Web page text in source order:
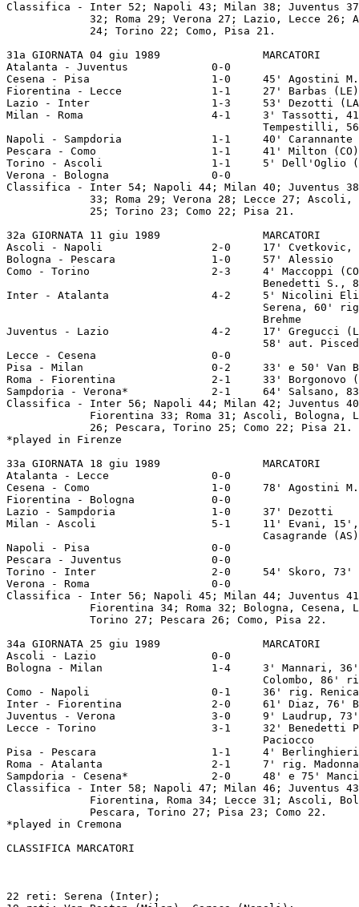
' e 75' Mancini R.
Classifica - Inter 58; Napoli 47; Milan 46; Juventus 43; Sampdoria 39; Atalanta 36;
             Fiorentina, Roma 34; Lecce 31; Ascoli, Bologna, Cesena, Lazio, Verona 29;
             Pescara, Torino 27; Pisa 23; Como 22.
*played in Cremona

CLASSIFICA MARCATORI



22 reti: Serena (Inter);
19 reti: Van Basten (Milan), Careca (Napoli);
15 reti: Baggio (Fiorentina);
14 reti: Borgonovo (Fiorentina), Vialli (Sampdoria);
13 reti: Carnevale I (Napoli);
12 reti: Diaz (Inter), Rui Barros (Juventus);
11 reti: Agostini M. (Cesena), Muller (Torino);
10 reti: Giordano (Ascoli), Evair (Atalanta), Virdis (Milan), Voller (Roma);
9 reti: Matthaeus (Inter), Maradona (Napoli), Tita (Pescara), Mancini R. (Sampdoria);
8 reti: Ruben Sosa (Lazio);
7 reti: Berti (Inter), Buso (Juventus), Pasculli (Lecce), Incocciati (Pisa), Skoro
        (Torino);
6 reti: Cvetkovic (Ascoli), Nicolini Eligio (Atalanta), Simone (Como), De Agostini, Laudrup
        (Juventus), Giannini (Roma);
5 reti: Marronaro (Bologna), Gullit (Milan), Berlinghieri (Pescara), Massaro (Roma),
        Dossena (Sampdoria), Pacione (Verona);
4 reti: Casagrande (Ascoli), Madonna (Atalanta), Alessio, Poli (Bologna), Milton (Como),
        Cucchi E., Pellegrini II (Fiorentina), Altobelli (Juventus), Gregucci (Lazio),
        Benedetti P. (Lecce), Rijkaard (Milan) Edmar, Pagano (Pescara), Fuser (Torino),
        Bortolazzi, Galderisi (Verona);
3 reti: Dell'Oglio (Ascoli), Bonacina, Fortunato (Atalanta), Lorenzo (Bologna), Giunta
        (Como), Dunga (Fiorentina), Bianchi Alessandro, Brehme, Mandorlini (Inter), Galia
        (Juventus), Dezotti, Rizzolo (Lazio), Barbas (Lecce), Colombo, Evani, Mannari
        (Milan), Alemao (Napoli), Gasperini, Junior (Pescara), Been (Pisa), Policano
        (Roma), Bresciani, Cravero (Torino), Caniggia (Verona);
2 reti: Giovannelli (Ascoli), Pasciullo, Prytz (Atalanta), Bonini, De Marchi, Demol
        (Bologna), Bordin, Domini (Cesena), Corneliusson, Invernizzi, Maccoppi (Como),
        Matteoli (Inter), Cabrini, Magrin, Napoli N., Zavarov (Juventus), Pin G. (Lazio),
        Baroni, Miggiano, Moriero, Paciocco (Lecce), Ancelotti, Baresi II, Tassotti
        (Milan), Crippa, De Napoli, Neri M., Renica (Napoli), Boccafresca, Piovanelli
        (Pisa), Desideri, Nela, Rizzitelli (Roma), Bonomi, Cerezo, Pradella, Salsano,
        Victor (Sampdoria), Edu, Zago (Torino);
1 rete: Aloisi, Arslanovic, Benetti (Ascoli), Barcella, De Patre, Garlini, Stromberg
        (Atalanta), Bonetti II, Monza M. (Bologna), Aselli, Calcaterra, Cuttone, Gelain,
        Holmqvist, Jozic, Leoni, Limido, Traini (Cesena), Albiero, Annoni, Colantuono,
        Didone (Como), Battistini, Di Chiara II, Salvatori (Fiorentina), Bergomi (Inter),
        Marocchi (Juventus), Di Canio, Gutierrez (Lazio), Garzja, Vanoli, Vincze (Lecce),
        Donadoni (Milan), Carannante, Francini, Giacchetta, Romano F. (Napoli), Bernazzani,
        Brandani, Faccenda (Pisa), Conti, Manfredonia, Tempestilli (Roma), Carboni, Pari,
        Pellegrini III, Vierchowod (Sampdoria), Benedetti S., Rossi E. (Torino), Berthold,
        Troglio (Verona).

ESPULSIONI

Fiorentina 8: Baggio (due volte), Battistini, Carobbi (due volte), Mattei, Pin C., Salvatori.
Bologna 7: Alessio, Bonetti II (due volte), Lorenzo (due volte). Monza M., Poli.
Como 7: Albiero, Corneliusson, Lorenzini (due volte), Todesco (due volte), Verza.
Atalanta 6: Esposito, Evair, Fortunato, Nicolini Eligio, Progna, Prytz.
Lazio 6: Beruatto. Di Canio, Gregucci (due volte), Monti, Muro.
Roma 6: Conti, Gerolin (due volte), Manfredonia, Oddi, Tempestilli.
Torino 6: Benedetti S., Comi, Ferri I, Muller, Sabato, Skoro.
Cesena 5: Calcaterra (tre volte), Jozic, Piraccini.
Lecce 5: Baroni, Levanto, Miggiano, Paciocco (due volte).
Verona 5: Berthold, Caniggia, Pacione, Pioli, Soldà.
Inter 3: Matthaeus (due volte), Verdelli.
Napoli 3: Carnevale I (due volte), Crippa.
Pisa 3: Been, Cuoghi, Tonini.
Sampdoria 3: Cerezo, Lanna, Vierchowod.
Ascoli 2: Arslanovic, Rodia.
Juventus 2: Bruno P., Zavarov.
Milan 1: Van Basten.
Pescara 1: Lalli.



FINAL TABLE                  Home          Away        Total        Goals    Pts
                     Pl.   V.  N.  P.   V.  N.  P.    V.  N.  P.    A.   P.
1. INTERNAZIONALE    34   15   2   0   11   4   2    26   6   2    67   19    58
2. Napoli            34   11   5   1    7   6   4    18  11   5    57   28    47
3. Milan             34    8   7   2    8   7   2    16  14   4    61   25    46
4. Juventus          34    8   7   2    7   6   4    15  13   6    51   36    43
5. Sampdoria         34   10   3   4    4   8   5    14  11   9    43   25    39
6. Atalanta          34    7   8   2    4   6   7    11  14   9    37   32    36
7. Fiorentina (*)    34    9   5   3    3   5   9    12  10  12    44   43    34
8. Roma              34    7   5   5    4   7   6    11  12  11    33   40    34
9. Lecce             34    8   7   2    0   8   9     8  15  11    25   35    31
10. Lazio            34    5  10   2    0   9   8     5  19  10    23   32    29
11. Verona           34    5   9   3    0  10   7     5  19  10    18   27    29
12. Ascoli           34    6   6   5    3   5   9     9  11  14    30   41    29
13. Cesena           34    8   5   4    0   8   9     8  13  13    24   39    29
14. Bologna          34    7   6   4    1   7   9     8  13  13    26   43    29
15. Torino           34    6   9   2    2   2  13     8  11  15    37   49    27
16. Pescara          34    3  11   3    2   6   9     5  17  12    28   43    27
17. Pisa             34    5   6   6    1   5  11     6  11  17    17   39    23
18. Como             34    6   4   7    0   6  11     6  10  18    24   49    22

                    612  134 115  57   57 115 134   191 230 191   645  645   612

Torino, Pescara, Pisa and Como relegated in Serie B.

(*)Decisive match for admission to Coppa UEFA 1989/90
Perugia, 30 giu 1989
Fiorentina - Roma       1-0     12' Pruzzo

INTERNAZIONALE: Zenga (33); Bergomi (32), Brehme (31); Matteoli (32), Ferri II (31),
                Mandorlini (26); Bianchi Alessandro (31), Berti (32), Diaz (33), Matthaeus
                (32), Serena (32); Baresi I (32), Verdelli (20), Fanna (13), Morello (10),
                Galvani (3), Malgioglio (1), Rivolta (1), Rocco (1). Allenatore: Giovanni
                Trapattoni.

SERIE B

Stages 1-20
Ancona          -  Bari            =  0 - 0  *  1 - 3
Avellino        -  Taranto         =  2 - 1  *  0 - 0
Barletta        -  Cremonese       =  2 - 2  *  0 - 2
Cosenza         -  Genoa           =  0 - 0  *  0 - 1
Licata          -  Catanzaro       =  0 - 0  *  0 - 0
Monza           -  Empoli          =  0 - 0  *  0 - 1
Padova          -  Sambenedettese  =  2 - 0  *  1 - 1
Parma           -  Messina         =  1 - 0  *  0 - 1
Piacenza        -  Brescia         =  2 - 1  *  0 - 2